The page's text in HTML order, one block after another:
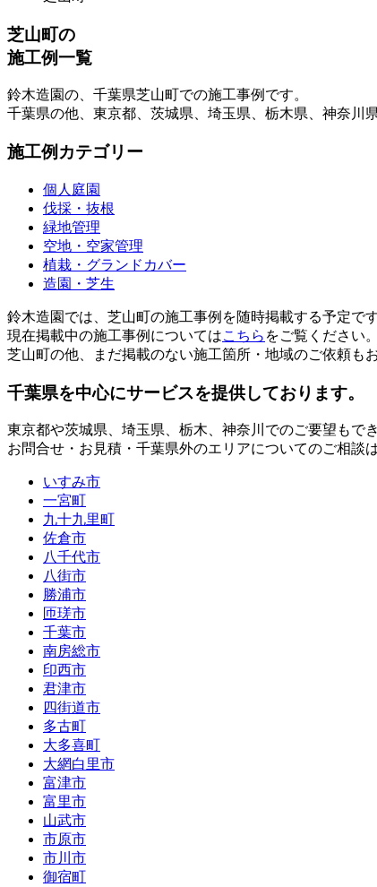
芝山町の
施工例一覧
鈴木造園の、千葉県芝山町での施工事例です。
千葉県の他、東京都、茨城県、埼玉県、栃木県、神奈川
施工例カテゴリー
個人庭園
伐採・抜根
緑地管理
空地・空家管理
植栽・グランドカバー
造園・芝生
鈴木造園では、芝山町の施工事例を随時掲載する予定です
現在掲載中の施工事例についてはこちら をご覧ください。
芝山町の他、まだ掲載のない施工箇所・地域のご依頼も
千葉県を中心にサービスを提供しております。
東京都や茨城県 埼玉県 栃木 神奈川 でのご要望もで
お問合せ・お見積・千葉県外のエリアについてのご相談
いすみ市
一宮町
九十九里町
佐倉市
八千代市
八街市
勝浦市
匝瑳市
千葉市
南房総市
印西市
君津市
四街道市
多古町
大多喜町
大網白里市
富津市
富里市
山武市
市原市
市川市
御宿町